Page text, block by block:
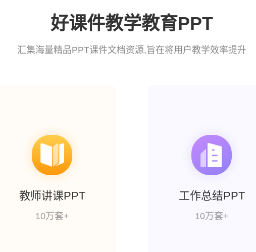
好课件教学教育PPT
汇集海量精品PPT课件文档资源,旨在将用户教学效率提升
教师讲课PPT
10万套+
工作总结PPT
10万套+